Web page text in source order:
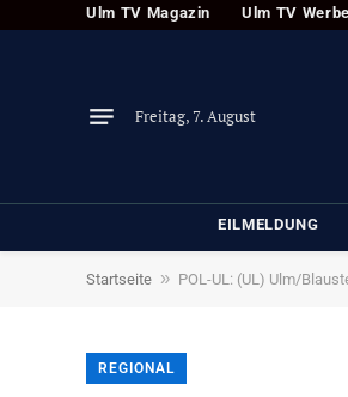
Ulm TV Magazin Ulm TV
Freitag, 7. August
EILMELDUNG
Startseite » POL-UL: (UL) Ulm/
REGIONAL